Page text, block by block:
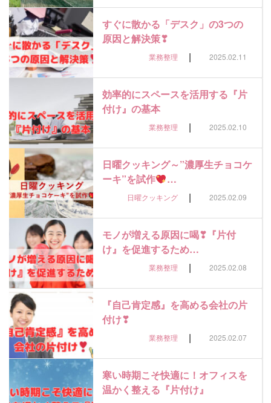
すぐに散かる「デスク」の3つの
原因と解決策❣
業務整理 | 2025.02.11
効率的にスペースを活用する『片
付け』の基本
業務整理 | 2025.02.10
日曜クッキング～”濃厚生チョコケ
ーキ”を試作
…
日曜クッキング | 2025.02.09
モノが増える原因に喝❣『片付
け』を促進するため…
業務整理 | 2025.02.08
『自己肯定感』を高める会社の片
付け❣
業務整理 | 2025.02.07
寒い時期こそ快適に！オフィスを
温かく整える『片付け』